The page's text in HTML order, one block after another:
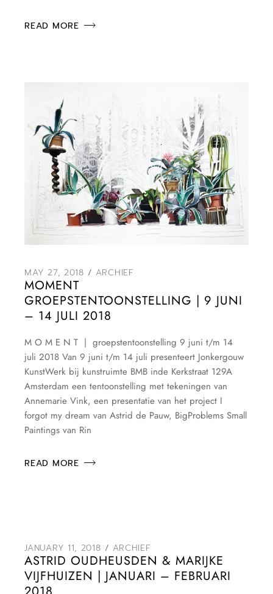
READ MORE
MAY 27, 2018 ARCHIEF
MOMENT
GROEPSTENTOONSTELLING | 9 JUNI
– 14 JULI 2018
M O M E N T | groepstentoonstelling 9 juni t/m 14
juli 2018 Van 9 juni t/m 14 juli presenteert Jonkergouw
KunstWerk bij kunstruimte BMB inde Kerkstraat 129A
Amsterdam een tentoonstelling met tekeningen van
Annemarie Vink, een presentatie van het project I
forgot my dream van Astrid de Pauw, BigProblems Small
Paintings van Rin
READ MORE
JANUARY 11, 2018 ARCHIEF
ASTRID OUDHEUSDEN & MARIJKE
VIJFHUIZEN | JANUARI – FEBRUARI